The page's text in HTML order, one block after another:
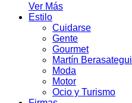
Ver Más
Estilo
Cuidarse
Gente
Gourmet
Martín Berasategui
Moda
Motor
Ocio y Turismo